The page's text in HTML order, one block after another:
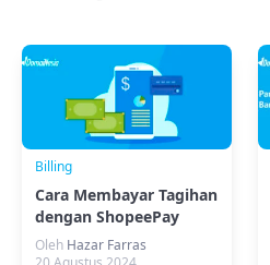
Billing
Cara Membayar Tagihan
dengan ShopeePay
Oleh Hazar Farras